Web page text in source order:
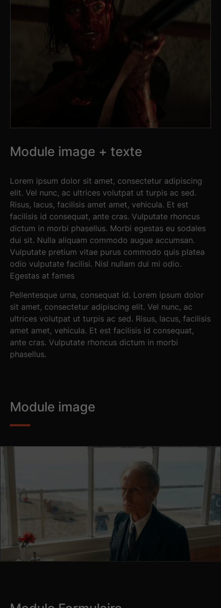
Module image + texte
Lorem ipsum dolor sit amet, consectetur adipiscing
elit. Vel nunc, ac ultrices volutpat ut turpis ac sed.
Risus, lacus, facilisis amet amet, vehicula. Et est
facilisis id consequat, ante cras. Vulputate rhoncus
dictum in morbi phasellus. Morbi egestas eu sodales
dui sit. Nulla aliquam commodo augue accumsan.
Vulputate pretium vitae purus commodo quis platea
odio vulputate facilisi. Nisl nullam dui mi odio.
Egestas at fames
Pellentesque urna, consequat id. Lorem ipsum dolor
sit amet, consectetur adipiscing elit. Vel nunc, ac
ultrices volutpat ut turpis ac sed. Risus, lacus, facilisis
amet amet, vehicula. Et est facilisis id consequat,
ante cras. Vulputate rhoncus dictum in morbi
phasellus.
Module image